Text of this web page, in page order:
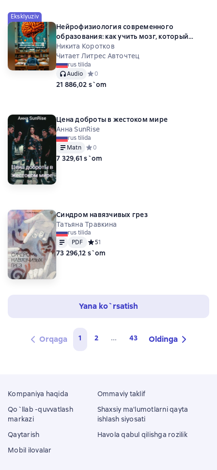
Eksklyuziv
Нейрофизиология современного
образования: как учить мозг, который
родился с гаджетом в руках
Никита Коротков
Читает Литрес Авточтец
rus tilida
Audio
Средний рейтинг 0 на основе 0 оценок
0
21 886,02 s`om
Цена доброты в жестоком мире
Анна SunRise
rus tilida
Matn
Средний рейтинг 0 на основе 0 оценок
0
7 329,61 s`om
Синдром навязчивых грез
Татьяна Травкина
rus tilida
Matn
PDF
PDF Средний рейтинг 5 на основе 1 оценок
51
73 296,12 s`om
Yana ko`rsatish
Orqaga 1 2 ... 43 Oldinga
Kompaniya haqida
Qo`llab -quvvatlash
markazi
Qaytarish
Mobil ilovalar
Ommaviy taklif
Shaxsiy ma'lumotlarni qayta
ishlash siyosati
Havola qabul qilishga rozilik